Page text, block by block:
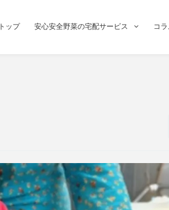
トップ 安心安全野菜の宅配サービス コ